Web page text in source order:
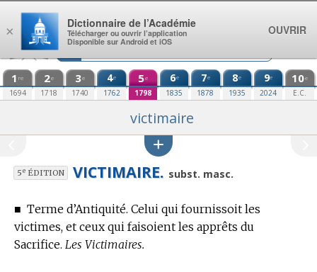
Aller au contenu
1 re
1694
2e
1718
3e
1740
4e
1762
5e
1798
6e
1835
7e
1878
8e
1935
9e
2024
10e
E.C.
victimaire
5eÉDITION VICTIMAIRE. subst. masc.
■ Terme d’Antiquité. Celui qui fournissoit les
victimes, et ceux qui faisoient les apprêts du
Sacrifice. Les Victimaires.
×
Dictionnaire de l’Académie
Télécharger ou ouvrir l’application
Disponible sur Android et iOS
OUVRIR